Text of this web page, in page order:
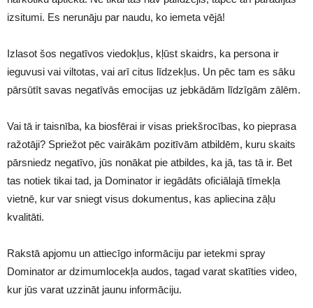
izsitumi. Es nerunāju par naudu, ko iemeta vējā!
Izlasot šos negatīvos viedokļus, kļūst skaidrs, ka persona ir
ieguvusi vai viltotas, vai arī citus līdzekļus. Un pēc tam es sāku
pārsūtīt savas negatīvās emocijas uz jebkādām līdzīgām zālēm.
Vai tā ir taisnība, ka biosfērai ir visas priekšrocības, ko pieprasa
ražotāji? Spriežot pēc vairākām pozitīvām atbildēm, kuru skaits
pārsniedz negatīvo, jūs nonākat pie atbildes, ka jā, tas tā ir. Bet
tas notiek tikai tad, ja Dominator ir iegādāts oficiālajā tīmekļa
vietnē, kur var sniegt visus dokumentus, kas apliecina zāļu
kvalitāti.
Rakstā apjomu un attiecīgo informāciju par ietekmi spray
Dominator ar dzimumlocekļa audos, tagad varat skatīties video,
kur jūs varat uzzināt jaunu informāciju.